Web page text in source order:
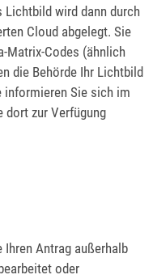
Lichtbild wird dann durch
Cloud abgelegt.Sie
Matrix-Codes (ähnlich
die Behörde Ihr Lichtbild
informieren Sie sich im
dort zur Verfügung
Antrag außerhalb
oder